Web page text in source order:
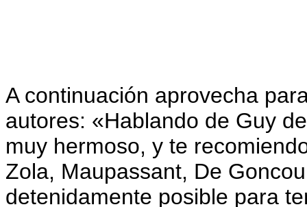
A continuación aprovecha
autores: «Hablando de Guy
muy hermoso, y te
Zola, Maupassant, De
detenidamente posible para